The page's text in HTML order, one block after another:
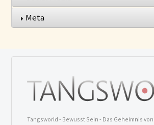
Meta
Tangsworld - Bewusst Sein - Das Geheimnis